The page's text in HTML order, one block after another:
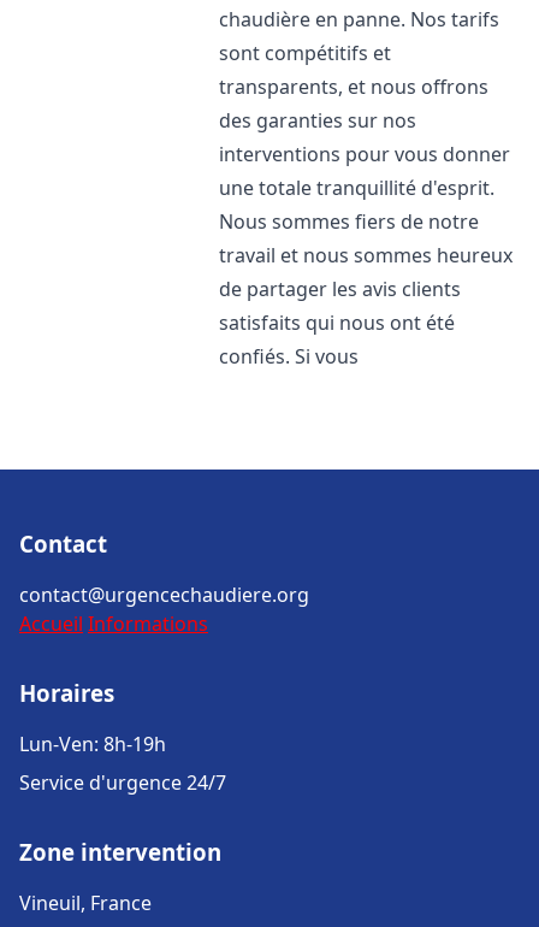
chaudière en panne. Nos tarifs
sont compétitifs et
transparents, et nous offrons
des garanties sur nos
interventions pour vous donner
une totale tranquillité d'esprit.
Nous sommes fiers de notre
travail et nous sommes heureux
de partager les avis clients
satisfaits qui nous ont été
confiés. Si vous
Contact
contact@urgencechaudiere.org
Accueil Informations
Horaires
Lun-Ven: 8h-19h
Service d'urgence 24/7
Zone intervention
Vineuil, France